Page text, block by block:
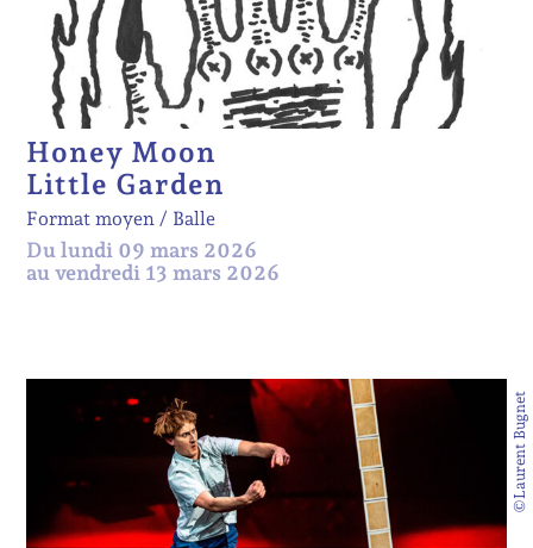
Honey Moon
Little Garden
Format moyen Balle
Du lundi 09 mars 2026
au vendredi 13 mars 2026
©Laurent Bugnet